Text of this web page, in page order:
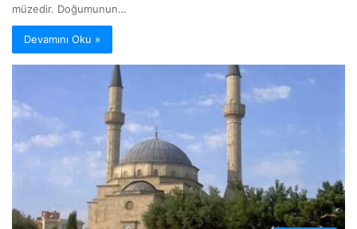
müzedir. Doğumunun…
Devamını Oku »